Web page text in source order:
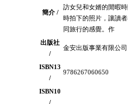
簡介 /
訪女兒和女婿的閒暇
時拍下的照片，讓讀
同旅行的感覺。作
出版社
/
金安出版事業有限公司
ISBN13
/
9786267060650
ISBN10
/